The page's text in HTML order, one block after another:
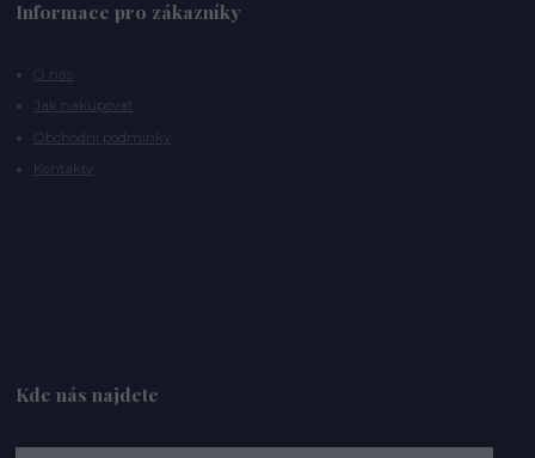
Informace pro zákazníky
O nás
Jak nakupovat
Obchodní podmínky
Kontakty
Kde nás najdete